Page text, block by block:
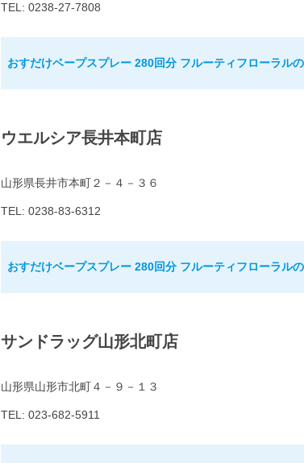
TEL: 0238-27-7808
おすだけベープスプレー 280回分 フルーティフローラル
ウエルシア長井本町店
山形県長井市本町２－４－３６
TEL: 0238-83-6312
おすだけベープスプレー 280回分 フルーティフローラル
サンドラッグ山形北町店
山形県山形市北町４－９－１３
TEL: 023-682-5911